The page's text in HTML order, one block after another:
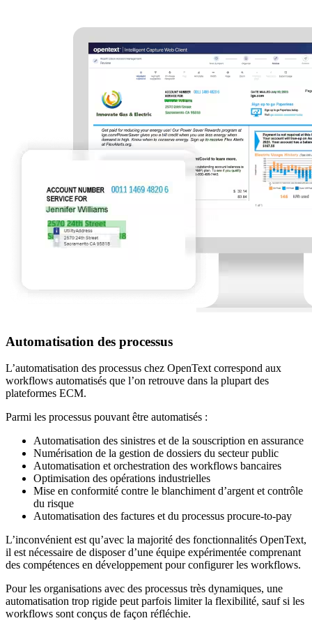
Automatisation des processus
L’automatisation des processus chez OpenText correspond aux
workflows automatisés que l’on retrouve dans la plupart des
plateformes ECM.
Parmi les processus pouvant être automatisés :
Automatisation des sinistres et de la souscription en assurance
Numérisation de la gestion de dossiers du secteur public
Automatisation et orchestration des workflows bancaires
Optimisation des opérations industrielles
Mise en conformité contre le blanchiment d’argent et contrôle
du risque
Automatisation des factures et du processus procure-to-pay
L’inconvénient est qu’avec la majorité des fonctionnalités OpenText,
il est nécessaire de disposer d’une équipe expérimentée comprenant
des compétences en développement pour configurer les workflows.
Pour les organisations avec des processus très dynamiques, une
automatisation trop rigide peut parfois limiter la flexibilité, sauf si les
workflows sont conçus de façon réfléchie.